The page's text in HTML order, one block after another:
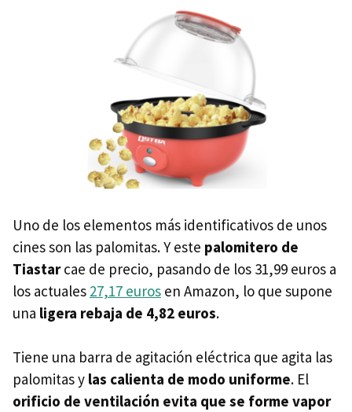
Uno de los elementos más identificativos de unos
cines son las palomitas. Y este palomitero de
Tiastarcae de precio, pasando de los 31,99 euros a
los actuales 27,17 euros en Amazon, lo que supone
una ligera rebaja de 4,82 euros.
Tiene una barra de agitación eléctrica que agita las
palomitas y las calienta de modo uniforme. El
orificio de ventilación evita que se forme vapor